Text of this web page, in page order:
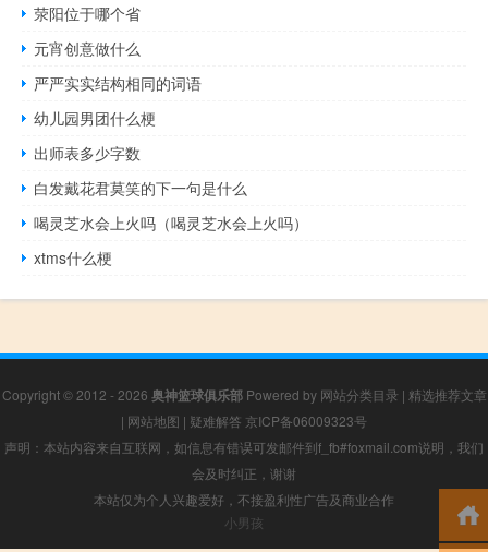
荥阳位于哪个省
元宵创意做什么
严严实实结构相同的词语
幼儿园男团什么梗
出师表多少字数
白发戴花君莫笑的下一句是什么
喝灵芝水会上火吗（喝灵芝水会上火吗）
xtms什么梗
Copyright © 2012 - 2026 奥神篮球俱乐部Powered by 网站分类目录 | 精选推荐文章
| 网站地图 | 疑难解答 京ICP备06009323号
声明：本站内容来自互联网，如信息有错误可发邮件到f_fb#foxmail.com说明，我们
会及时纠正，谢谢
本站仅为个人兴趣爱好，不接盈利性广告及商业合作
小男孩